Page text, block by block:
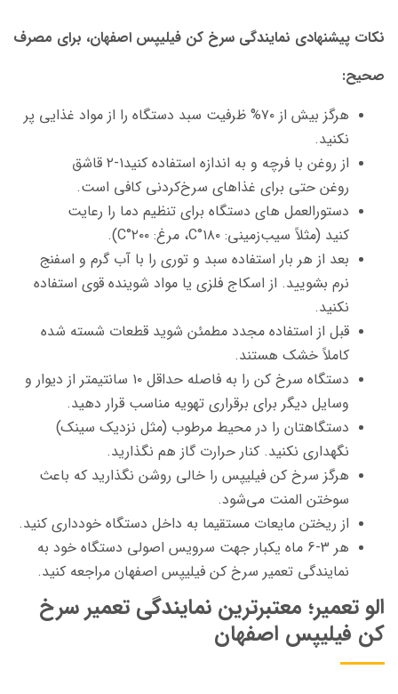
نکات پیشنهادی نمایندگی سرخ کن فیلیپس اصفهان، برای مصرف
صحیح:
هرگز بیش از ۷۰% ظرفیت سبد دستگاه را از مواد غذایی پر
نکنید.
از روغن با فرچه و به اندازه استفاده کنید۱-۲ قاشق
روغن حتی برای غذاهای سرخ‌کردنی کافی است.
دستورالعمل های دستگاه برای تنظیم دما را رعایت
کنید (مثلاً سیب‌زمینی: ۱۸۰°C، مرغ: ۲۰۰°C).
بعد از هر بار استفاده سبد و توری را با آب گرم و اسفنج
نرم بشویید. از اسکاج فلزی یا مواد شوینده قوی استفاده
نکنید.
قبل از استفاده مجدد مطمئن شوید قطعات شسته شده
کاملاً خشک هستند.
دستگاه سرخ کن را به فاصله حداقل ۱۰ سانتیمتر از دیوار و
وسایل دیگر برای برقراری تهویه مناسب قرار دهید.
دستگاهتان را در محیط مرطوب (مثل نزدیک سینک)
نگهداری نکنید. کنار حرارت گاز هم نگذارید.
هرگز سرخ کن فیلیپس را خالی روشن نگذارید که باعث
سوختن المنت می‌شود.
از ریختن مایعات مستقیما به داخل دستگاه خودداری کنید.
هر 3-6 ماه یکبار جهت سرویس اصولی دستگاه خود به
نمایندگی تعمیر سرخ کن فیلیپس اصفهان مراجعه کنید.
الو تعمیر؛ معتبرترین نمایندگی تعمیر سرخ
کن فیلیپس اصفهان